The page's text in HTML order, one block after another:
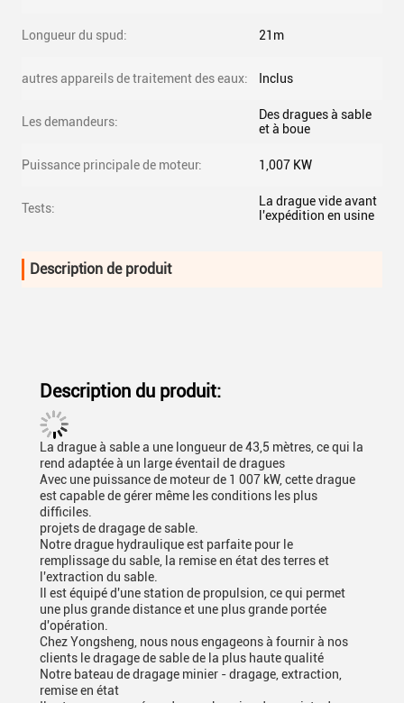
Longueur du spud: 21m
autres appareils de traitement des eaux: Inclus
Les demandeurs:
Des dragues à sable
et à boue
Puissance principale de moteur: 1,007 KW
Tests:
La drague vide avant
l'expédition en usine
Description de produit
Description du produit:
La drague à sable a une longueur de 43,5 mètres, ce qui la
rend adaptée à un large éventail de dragues
Avec une puissance de moteur de 1 007 kW, cette drague
est capable de gérer même les conditions les plus
difficiles.
projets de dragage de sable.
Notre drague hydraulique est parfaite pour le
remplissage du sable, la remise en état des terres et
l'extraction du sable.
Il est équipé d'une station de propulsion, ce qui permet
une plus grande distance et une plus grande portée
d'opération.
Chez Yongsheng, nous nous engageons à fournir à nos
clients le dragage de sable de la plus haute qualité
Notre bateau de dragage minier - dragage, extraction,
remise en état